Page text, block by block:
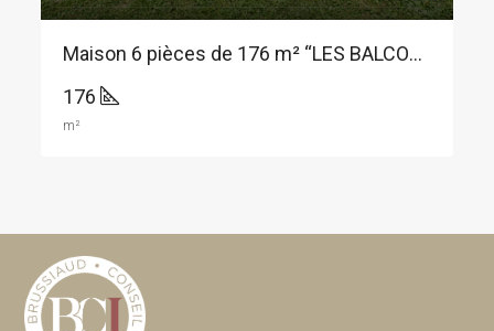
Maison 6 pièces de 176 m² “LES BALCONS DE BELLEDONNE”
176
m²